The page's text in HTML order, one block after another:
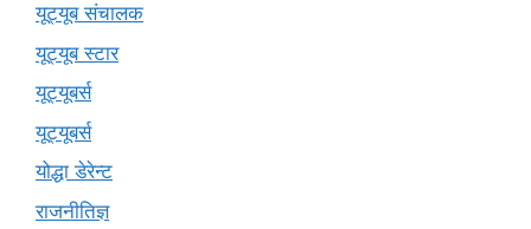
यूट्यूब संचालक
यूट्यूब स्टार
यूट्‍यूबर्स
यूट्यूबर्स
योद्धा डेरेन्ट
राजनीतिज्ञ